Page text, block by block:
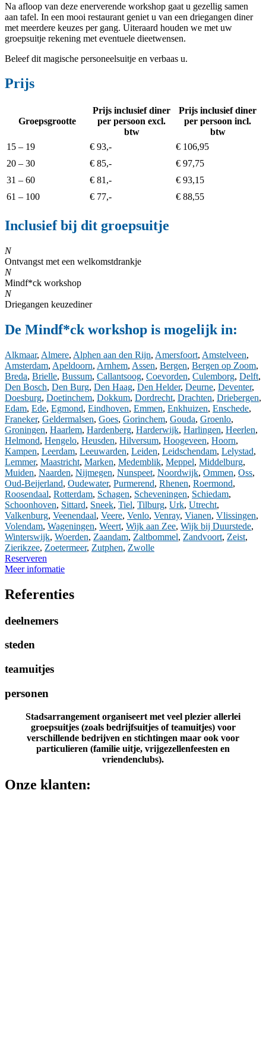
Na afloop van deze enerverende workshop gaat u gezellig samen
aan tafel. In een mooi restaurant geniet u van een driegangen diner
met meerdere keuzes per gang. Uiteraard houden we met uw
groepsuitje rekening met eventuele dieetwensen.
Beleef dit magische personeelsuitje en verbaas u.
Prijs
Groepsgrootte
Prijs inclusief diner
per persoon excl.
btw
Prijs inclusief diner
per persoon incl.
btw
15 – 19
€ 93,- € 106,95
20 – 30
€ 85,- € 97,75
31 – 60
€ 81,- € 93,15
61 – 100 € 77,- € 88,55
Inclusief bij dit groepsuitje
N
Ontvangst met een welkomstdrankje
N
Mindf*ck workshop
N
Driegangen keuzediner
De Mindf*ck workshop is mogelijk in:
Alkmaar, Almere, Alphen aan den Rijn, Amersfoort, Amstelveen,
Amsterdam, Apeldoorn, Arnhem, Assen, Bergen, Bergen op Zoom,
Breda, Brielle, Bussum, Callantsoog, Coevorden, Culemborg, Delft,
Den Bosch, Den Burg, Den Haag, Den Helder, Deurne, Deventer,
Doesburg, Doetinchem, Dokkum, Dordrecht, Drachten, Driebergen,
Edam, Ede, Egmond, Eindhoven, Emmen, Enkhuizen, Enschede,
Franeker, Geldermalsen, Goes, Gorinchem, Gouda, Groenlo,
Groningen, Haarlem, Hardenberg, Harderwijk, Harlingen, Heerlen,
Helmond, Hengelo, Heusden, Hilversum, Hoogeveen, Hoorn,
Kampen, Leerdam, Leeuwarden, Leiden, Leidschendam, Lelystad,
Lemmer, Maastricht, Marken, Medemblik, Meppel, Middelburg,
Muiden, Naarden, Nijmegen, Nunspeet, Noordwijk, Ommen, Oss,
Oud-Beijerland, Oudewater, Purmerend, Rhenen, Roermond,
Roosendaal, Rotterdam, Schagen, Scheveningen, Schiedam,
Schoonhoven, Sittard, Sneek, Tiel, Tilburg, Urk, Utrecht,
Valkenburg, Veenendaal, Veere, Venlo, Venray, Vianen, Vlissingen,
Volendam, Wageningen, Weert, Wijk aan Zee, Wijk bij Duurstede,
Winterswijk, Woerden, Zaandam, Zaltbommel, Zandvoort, Zeist,
Zierikzee, Zoetermeer, Zutphen, Zwolle
Reserveren
Meer informatie
Referenties
deelnemers
steden
teamuitjes
personen
Stadsarrangement organiseert met veel plezier allerlei
groepsuitjes (zoals bedrijfsuitjes of teamuitjes) voor
verschillende bedrijven en stichtingen maar ook voor
particulieren (familie uitje, vrijgezellenfeesten en
vriendenclubs).
Onze klanten: